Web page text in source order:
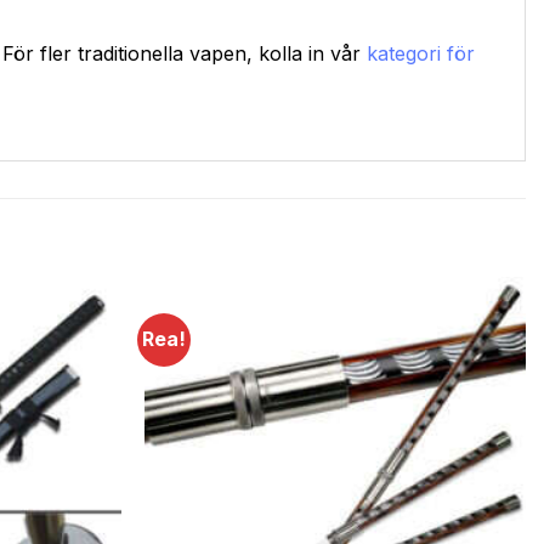
För fler traditionella vapen, kolla in vår kategori för
Lägg till i
önskelistan
Rea!
Lägg till i
önskelistan